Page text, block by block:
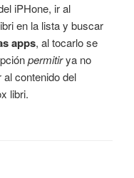
iPHone, ir al
en la lista y buscar
apps, al tocarlo se
permitirya no
contenido del
libri.